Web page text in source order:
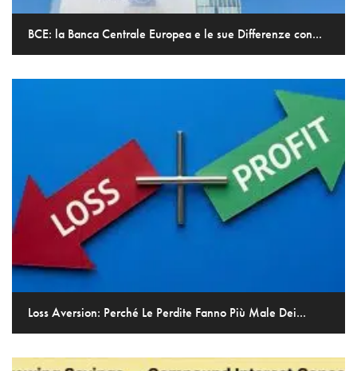
BCE: la Banca Centrale Europea e le sue Differenze con...
Loss Aversion: Perché Le Perdite Fanno Più Male Dei...